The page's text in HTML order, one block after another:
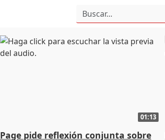
01:13
Page pide reflexión conjunta sobre